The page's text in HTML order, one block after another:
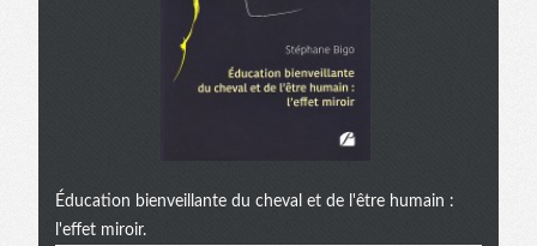
Éducation bienveillante du cheval et de l'être humain :
l'effet miroir.